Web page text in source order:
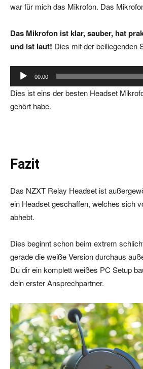
war für mich das Mikrofon. Das
Das Mikrofon ist klar, sauber, hat
und ist laut! Dies mit der beiliegenden
u
d
i
y
e
r
00:00
Dies ist eins der besten Headset
gehört habe.
Fazit
Das NZXT Relay Headset ist
ein Headset geschaffen, welches sich
abhebt.
Dies beginnt schon beim extrem
gerade die weiße Version durchaus
Du dir ein komplett weißes PC Setup
dein erster Ansprechpartner.